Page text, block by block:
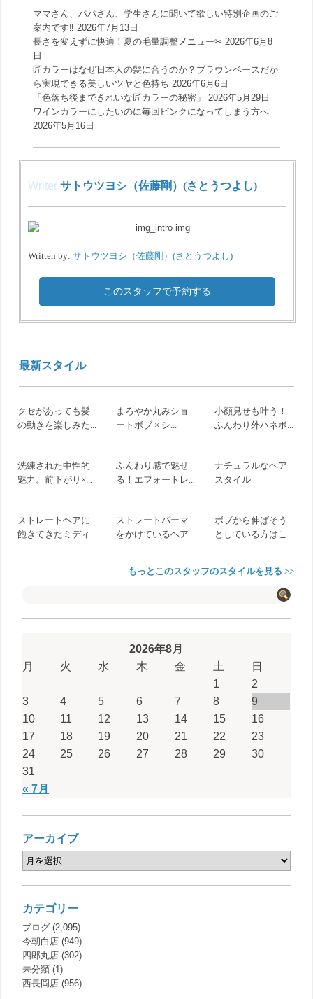
ママさん、パパさん、学生さんに聞いて欲しい特別企画のご
案内です‼️ 2026年7月13日
長さを変えずに快適！夏の毛量調整メニュー✂︎ 2026年6月8
日
匠カラーはなぜ日本人の髪に合うのか？ブラウンベースだか
ら実現できる美しいツヤと色持ち 2026年6月6日
「色落ち後まできれいな匠カラーの秘密」
2026年5月29日
ワインカラーにしたいのに毎回ピンクになってしまう方へ
2026年5月16日
Writerサトウツヨシ（佐藤剛）(さとうつよし)
Written by:サトウツヨシ（佐藤剛）(さとうつよし)
このスタッフで予約する
最新スタイル
クセがあっても髪
の動きを楽しみた...
まろやか丸みショ
ートボブ × シ...
小顔見せも叶う！
ふんわり外ハネボ...
洗練された中性的
魅力。前下がり×...
ふんわり感で魅せ
る！エフォートレ...
ナチュラルなヘア
スタイル
ストレートヘアに
飽きてきたミディ...
ストレートパーマ
をかけているヘア...
ボブから伸ばそう
としている方はこ...
もっとこのスタッフのスタイルを見る >>
2026年8月
月
火 水 木 金 土 日
« 7月
1
2
3
4 5 6 7 8
9
10
11 12 13 14 15
16
17
18 19 20 21 22
23
24
25 26 27 28 29
30
31
アーカイブ
カテゴリー
ブログ (2,095)
今朝白店 (949)
四郎丸店 (302)
未分類 (1)
西長岡店 (956)